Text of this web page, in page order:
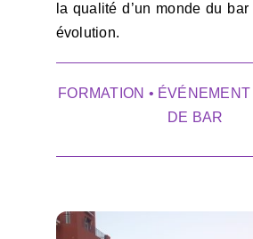
la qualité d’un monde du
évolution.
FORMATION • ÉVÉNEMENT
DE BAR